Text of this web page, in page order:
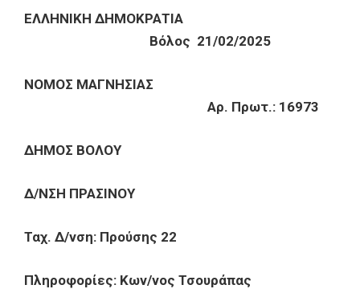
ΕΛΛΗΝΙΚΗ ΔΗΜΟΚΡΑΤΙΑ
Βόλος 21/02/2025
ΝΟΜΟΣ ΜΑΓΝΗΣΙΑΣ
Αρ. Πρωτ.: 16973
ΔΗΜΟΣ ΒΟΛΟΥ
Δ/ΝΣΗ ΠΡΑΣΙΝΟΥ
Ταχ. Δ/νση: Προύσης 22
Πληροφορίες: Κων/νος Τσουράπας